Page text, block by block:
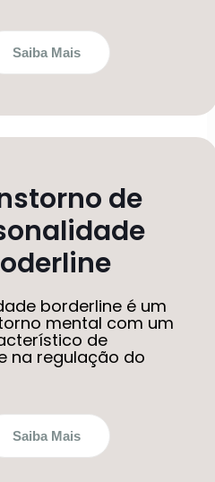
Saiba Mais
de
borderline é um
mental com um
de
na regulação do
Saiba Mais